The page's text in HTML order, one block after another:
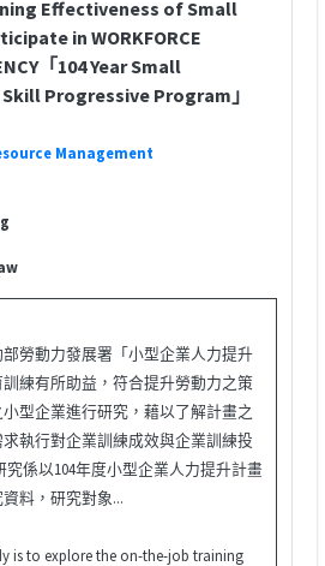
Effectiveness of Small
in WORKFORCE
「104 Year Small
Progressive Program」
Management
勞動力發展署「小型企業人力提升
練有所助益，符合提升勞動力之策
型企業進行研究，藉以了解計畫之
執行對企業訓練成效與企業訓練投
究係以104年度小型企業人力提升計畫
料，研究對象...
is to explore the on-the-job training